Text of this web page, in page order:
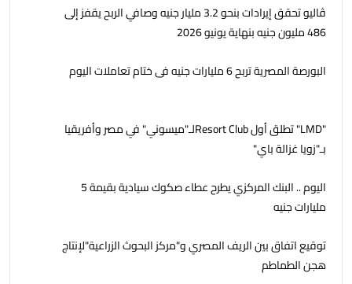
ڤاليو تحقق إيرادات بنحو 3.2 مليار جنيه وصافي الربح يقفز إلى
486 مليون جنيه بنهاية يونيو 2026
البورصة المصرية تربح 6 مليارات جنيه فى ختام تعاملات اليوم
"LMD" تطلق أول Resort Clubلـ"ميسوني" في مصر وأفريقيا
بـ"زويا غزالة باي"
اليوم .. البنك المركزي يطرح عطاء صكوك سيادية بقيمة 5
مليارات جنيه
توقيع اتفاق بين الريف المصري و"مركز البحوث الزراعية"لإنتاج
هجن الطماطم